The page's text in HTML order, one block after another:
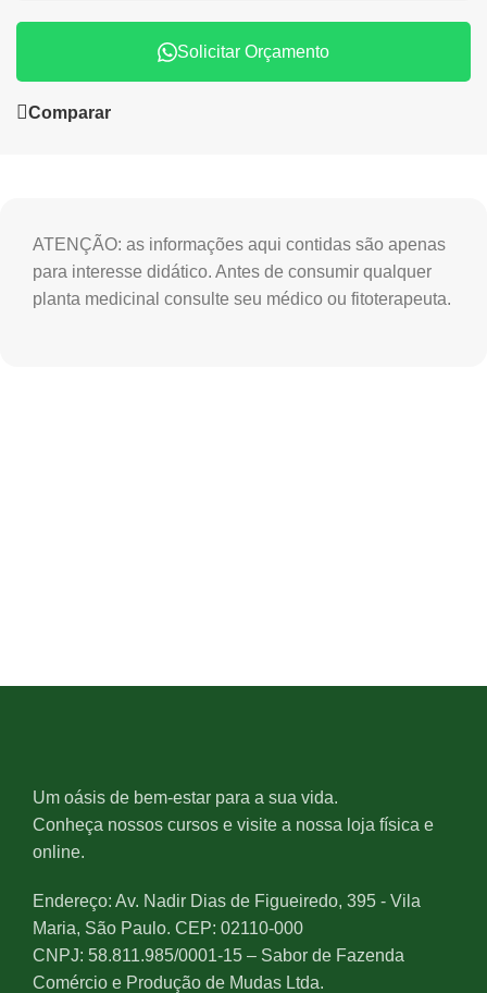
Solicitar Orçamento
Comparar
ATENÇÃO: as informações aqui contidas são apenas
para interesse didático. Antes de consumir qualquer
planta medicinal consulte seu médico ou fitoterapeuta.
Um oásis de bem-estar para a sua vida.
Conheça nossos cursos e visite a nossa loja física e
online.
Endereço: Av. Nadir Dias de Figueiredo, 395 - Vila
Maria, São Paulo. CEP: 02110-000
CNPJ: 58.811.985/0001-15 – Sabor de Fazenda
Comércio e Produção de Mudas Ltda.